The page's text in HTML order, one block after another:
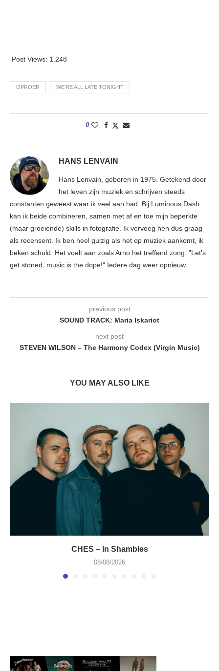
Post Views: 1.248
OPROER WE'RE ALL LATE TONIGHT
0
HANS LENVAIN
Hans Lenvain, geboren in 1975. Getekend door
het leven zijn muziek en schrijven steeds
constanten geweest waar ik veel aan had. Bij Luminous Dash
kan ik beide combineren, samen met af en toe mijn beperkte
(maar groeiende) skills in fotografie. Ik vervoeg hen dus graag
als recensent. Ik ben heel gulzig als het op muziek aankomt, ik
beken schuld. Het voelt aan zoals Arno het treffend zong: "Let's
get stoned, music is the dope!" Iedere dag weer opnieuw.
previous post
SOUND TRACK: Maria Iskariot
next post
STEVEN WILSON – The Harmony Codex (Virgin Music)
YOU MAY ALSO LIKE
CHES – In Shambles
08/08/2026